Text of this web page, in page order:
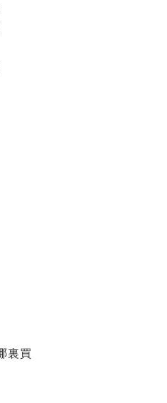
裏買